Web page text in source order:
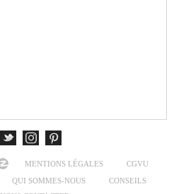
MENTIONS LÉGALES
CGVU
QUI SOMMES-NOUS
CONSEILS